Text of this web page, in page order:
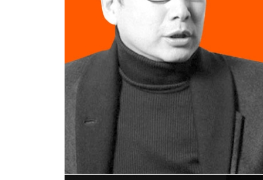
8장 | 거리를 좁히다
일어나라, 소리를 높여라 / 세상의 일 보 전진을
리더’를 넘어 ‘진정한 리더’로 / 미친 듯 꿈꿔라 / 이
- 거리를 좁히는 원칙
9장 | 역사에 유산을 남겨라
내 영감의 원천 / 브랜드는 인간적이어야 한다 / 시
· 감사의 말
· 참고문헌